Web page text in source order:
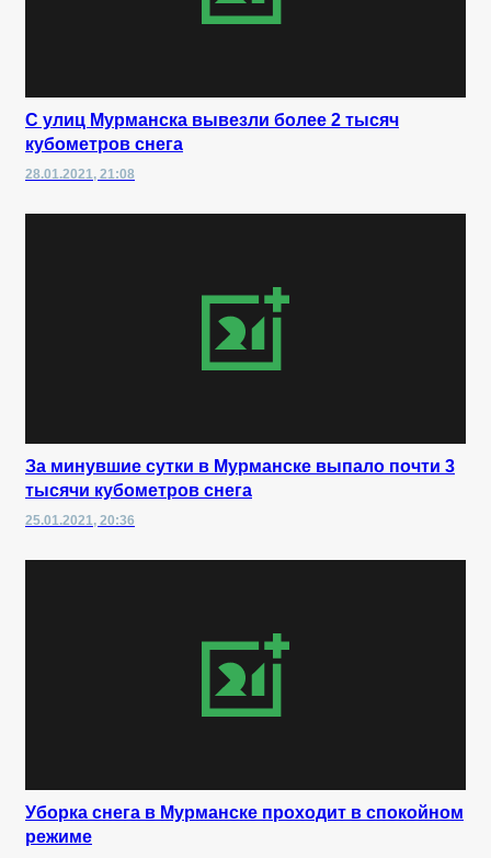
С улиц Мурманска вывезли более 2 тысяч
кубометров снега
28.01.2021, 21:08
За минувшие сутки в Мурманске выпало почти 3
тысячи кубометров снега
25.01.2021, 20:36
Уборка снега в Мурманске проходит в спокойном
режиме